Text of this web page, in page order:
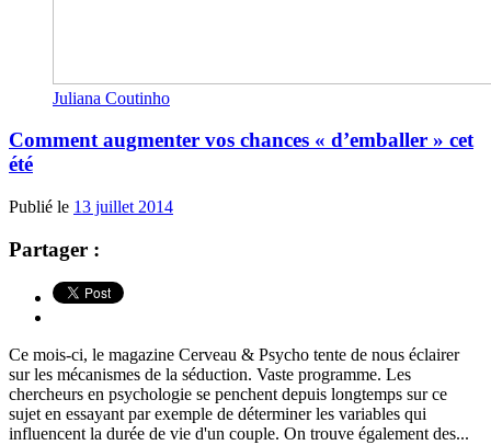
Juliana Coutinho
Comment augmenter vos chances « d’emballer » cet
été
Publié le 13 juillet 2014
Partager :
Ce mois-ci, le magazine Cerveau & Psycho tente de nous éclairer
sur les mécanismes de la séduction. Vaste programme. Les
chercheurs en psychologie se penchent depuis longtemps sur ce
sujet en essayant par exemple de déterminer les variables qui
influencent la durée de vie d'un couple. On trouve également des...